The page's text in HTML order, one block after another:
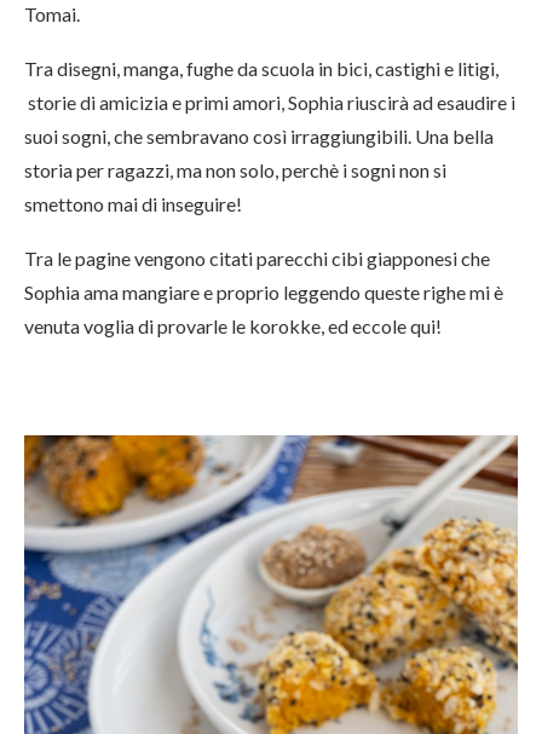
Tomai.
Tra disegni, manga, fughe da scuola in bici, castighi e litigi,
storie di amicizia e primi amori, Sophia riuscirà ad esaudire i
suoi sogni, che sembravano così irraggiungibili. Una bella
storia per ragazzi, ma non solo, perchè i sogni non si
smettono mai di inseguire!
Tra le pagine vengono citati parecchi cibi giapponesi che
Sophia ama mangiare e proprio leggendo queste righe mi è
venuta voglia di provarle le korokke, ed eccole qui!